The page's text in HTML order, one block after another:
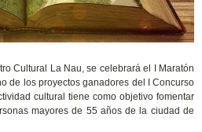
Cultural La Nau, se celebrará el I Maratón
de los proyectos ganadores del I Concurso
cultural tiene como objetivo fomentar
mayores de 55 años de la ciudad de